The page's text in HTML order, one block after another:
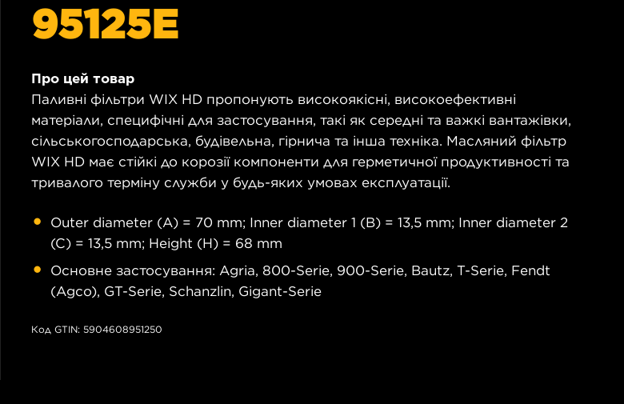
95125E
Про цей товар
Паливні фільтри WIX HD пропонують високоякісні, високоефективні
матеріали, специфічні для застосування, такі як середні та важкі вантажівки,
сільськогосподарська, будівельна, гірнича та інша техніка. Масляний фільтр
WIX HD має стійкі до корозії компоненти для герметичної продуктивності та
тривалого терміну служби у будь-яких умовах експлуатації.
Outer diameter (A) = 70 mm; Inner diameter 1 (B) = 13,5 mm; Inner diameter 2
(C) = 13,5 mm; Height (H) = 68 mm
Основне застосування: Agria, 800-Serie, 900-Serie, Bautz, T-Serie, Fendt
(Agco), GT-Serie, Schanzlin, Gigant-Serie
Код GTIN: 5904608951250